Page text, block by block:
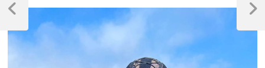
записів
Previous
Next
Post